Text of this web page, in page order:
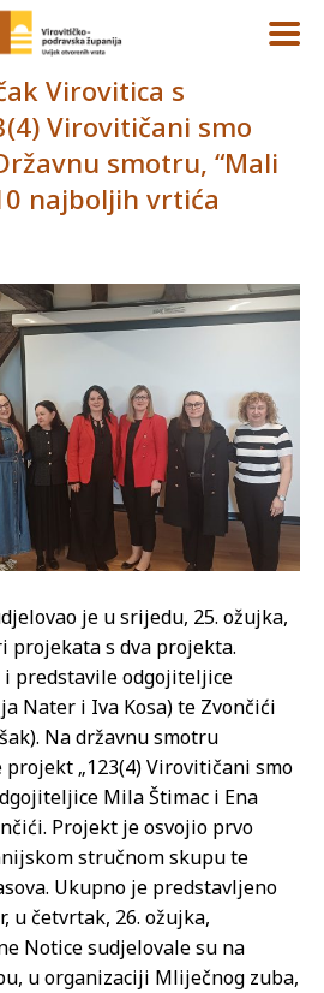
Virovitica s
Virovitičani smo
smotru, “Mali
najboljih vrtića
je u srijedu, 25. ožujka,
projekata s dva projekta.
predstavile odgojiteljice
Nater i Iva Kosa) te Zvončići
Na državnu smotru
„123(4) Virovitičani smo
Mila Štimac i Ena
Projekt je osvojio prvo
stručnom skupu te
Ukupno je predstavljeno
u četvrtak, 26. ožujka,
Notice sudjelovale su na
u organizaciji Mliječnog zuba,